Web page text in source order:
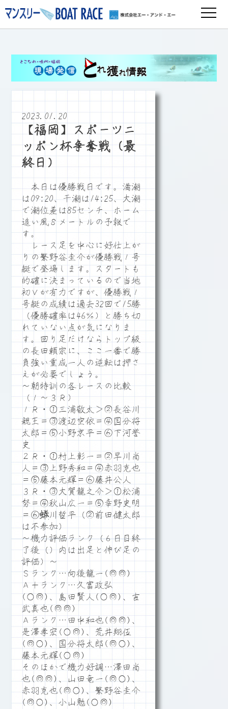
2023.01.20
【福岡】スポーツニ
ッポン杯争奪戦（最
終日）
本日は優勝戦日です。満潮
は09:20、干潮は14:25、大潮
で潮位差は85センチ、ホーム
追い風８メートルの予報で
す。
レース足を中心に好仕上が
りの繁野谷圭介が優勝戦１号
艇で登場します。スタートも
的確に決まっているので当地
初Ｖが有力ですが、優勝戦１
号艇の成績は過去32回で15勝
（優勝確率は46％）と勝ち切
れていない点が気になりま
す。回り足だけならトップ級
の長田頼宗に、ここ一番で勝
負強い重成一人の逆転は押さ
えが必要でしょう。
～朝特訓の各レースの比較
（１～３Ｒ）
１Ｒ・①三浦敬太＞②長谷川
親王＝③渡辺空依＝④国分将
太郎＝⑤小野京平＝⑥下河誉
史
２Ｒ・①村上彰一＝②早川尚
人＝③上野秀和＝④赤羽克也
＝⑤藤本元輝＝⑥藤井公人
３Ｒ・③大賀龍之介＞①松浦
努＝④秋山広一＝⑤幸野史明
＝⑥蜷川哲平（②前田健太郎
は不参加）
～機力評価ランク（６日目終
了後（）内は出足と伸び足の
評価）～
Ｓランク…向後龍一(◎◎)
Ａ＋ランク…久富政弘
(○◎)、島田賢人(○◎)、吉
武真也(◎◎)
Ａランク…田中和也(◎◎)、
是澤孝宏(○◎)、荒井翔伍
(◎○)、国分将太郎(◎○)、
藤本元輝(○◎)
そのほかで機力好調…澤田尚
也(◎◎)、山田竜一(◎○)、
赤羽克也(◎○)、繁野谷圭介
(◎○)、小山勉(○◎)